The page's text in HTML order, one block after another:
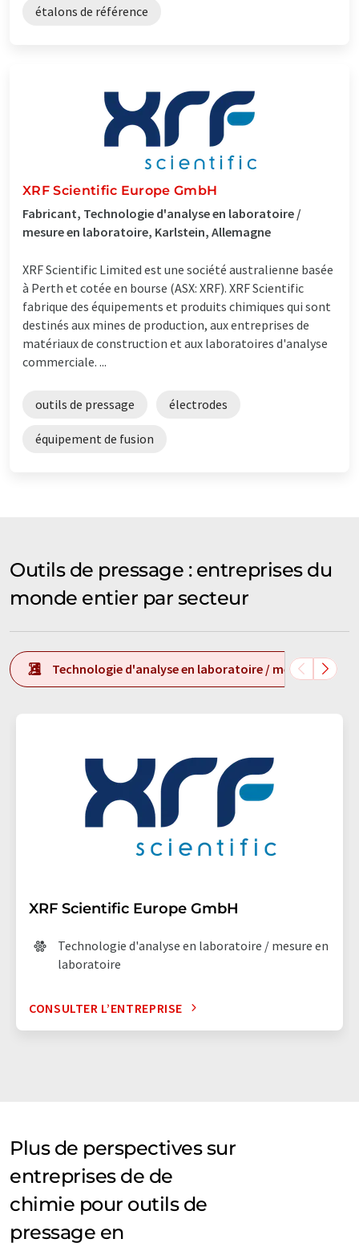
étalons de référence
XRF Scientific Europe GmbH
Fabricant, Technologie d'analyse en laboratoire /
mesure en laboratoire, Karlstein, Allemagne
XRF Scientific Limited est une société australienne basée
à Perth et cotée en bourse (ASX: XRF). XRF Scientific
fabrique des équipements et produits chimiques qui sont
destinés aux mines de production, aux entreprises de
matériaux de construction et aux laboratoires d'analyse
commerciale. ...
outils de pressage électrodes
équipement de fusion
Outils de pressage : entreprises du
monde entier par secteur
Technologie d'analyse en laboratoire / mesure en
XRF Scientific Europe GmbH
Technologie d'analyse en laboratoire / mesure en
laboratoire
CONSULTER L’ENTREPRISE
Plus de perspectives sur
entreprises de de
chimie pour outils de
pressage en